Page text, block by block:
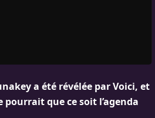
a été révélée par Voici, et
que ce soit l’agenda